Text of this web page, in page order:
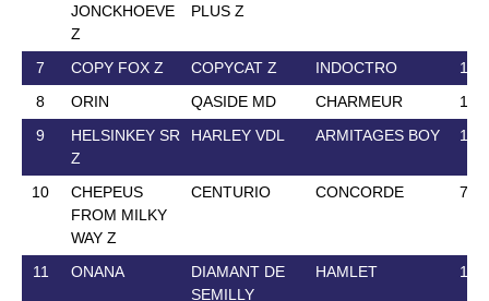
JONCKHOEVE
Z
PLUS Z
7 COPY FOX Z COPYCAT Z INDOCTRO
1
8
ORIN QASIDE MD CHARMEUR
1
9
HELSINKEY SR
Z
HARLEY VDL ARMITAGES BOY 1
10
CHEPEUS
FROM MILKY
WAY Z
CENTURIO CONCORDE 7
11 ONANA
DIAMANT DE
SEMILLY
HAMLET 1